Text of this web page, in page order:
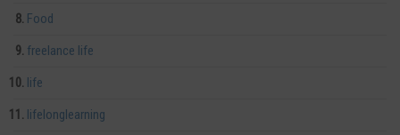
Food
freelance life
life
lifelonglearning